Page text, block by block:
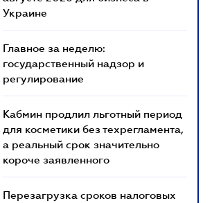
Украине
Главное за неделю:
государственный надзор и
регулирование
Кабмин продлил льготный период
для косметики без техрегламента,
а реальный срок значительно
короче заявленного
Перезагрузка сроков налоговых